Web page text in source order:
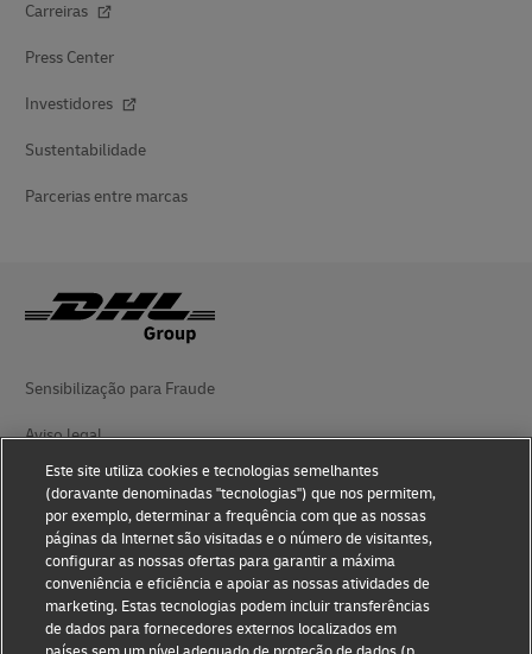
Carreiras
Press Center
Investidores
Sustentabilidade
Parcerias entre marcas
Sensibilização para Fraude
Aviso legal
Termos de utilização
Aviso de privacidade
Acessibilidade
Informações adicionais
Este site utiliza cookies e tecnologias semelhantes
(doravante denominadas "tecnologias") que nos permitem,
por exemplo, determinar a frequência com que as nossas
páginas da Internet são visitadas e o número de visitantes,
configurar as nossas ofertas para garantir a máxima
conveniência e eficiência e apoiar as nossas atividades de
marketing. Estas tecnologias podem incluir transferências
de dados para fornecedores externos localizados em